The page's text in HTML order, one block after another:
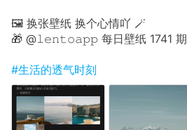
🖼 换张壁纸 换个心情吖 🪄
🎁 @𝚕𝚎𝚗𝚝𝚘𝚊𝚙𝚙 每日壁纸 1741 期
#生活的透气时刻